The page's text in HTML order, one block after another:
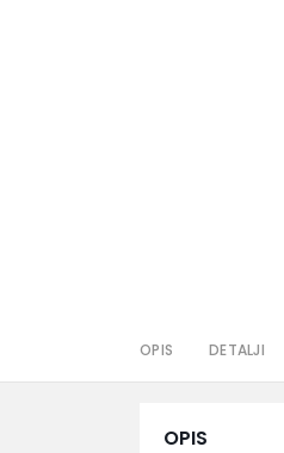
OPIS DETALJI
OPIS